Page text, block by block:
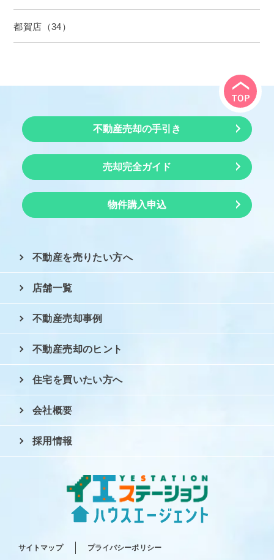
都賀店（34）
不動産売却の手引き
売却完全ガイド
物件購入申込
サイトマップ プライバシーポリシー
不動産を売りたい方へ
店舗一覧
不動産売却事例
不動産売却のヒント
住宅を買いたい方へ
会社概要
採用情報